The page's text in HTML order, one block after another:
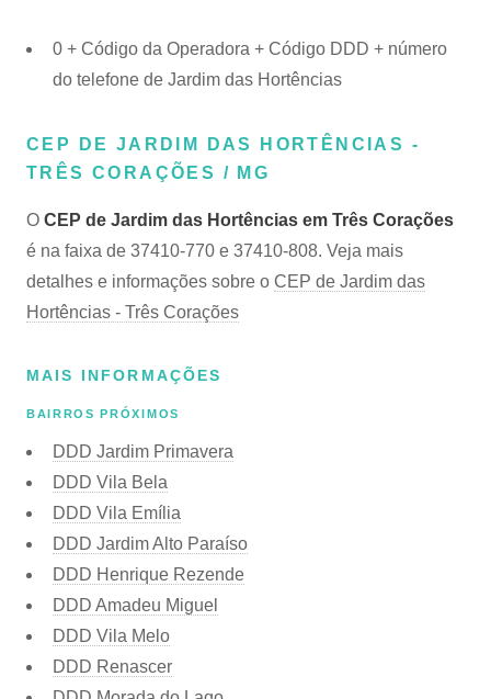
0 + Código da Operadora + Código DDD + número
do telefone de Jardim das Hortências
CEP DE JARDIM DAS HORTÊNCIAS -
TRÊS CORAÇÕES / MG
O CEP de Jardim das Hortências em Três Corações
é na faixa de 37410-770 e 37410-808. Veja mais
detalhes e informações sobre o CEP de Jardim das
Hortências - Três Corações
MAIS INFORMAÇÕES
BAIRROS PRÓXIMOS
DDD Jardim Primavera
DDD Vila Bela
DDD Vila Emília
DDD Jardim Alto Paraíso
DDD Henrique Rezende
DDD Amadeu Miguel
DDD Vila Melo
DDD Renascer